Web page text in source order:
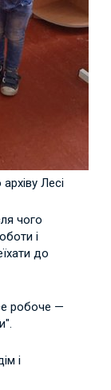
Лесі
чого
і
до
робоче —
і